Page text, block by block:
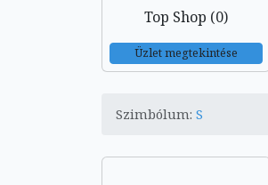
Top Shop (0)
Üzlet megtekintése
Szimbólum: S